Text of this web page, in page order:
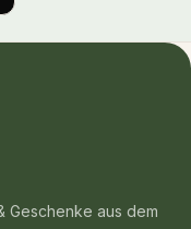
Geschenke aus dem